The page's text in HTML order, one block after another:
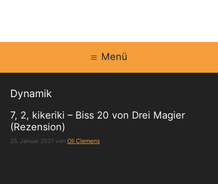
Menü
Dynamik
7, 2, kikeriki – Biss 20 von Drei Magier
(Rezension)
25. Januar 2021 von Oli Clemens